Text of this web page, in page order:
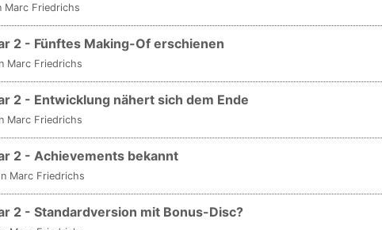
Marc Friedrichs
2 - Fünftes Making-Of erschienen
Marc Friedrichs
2 - Entwicklung nähert sich dem Ende
Marc Friedrichs
2 - Achievements bekannt
Marc Friedrichs
2 - Standardversion mit Bonus-Disc?